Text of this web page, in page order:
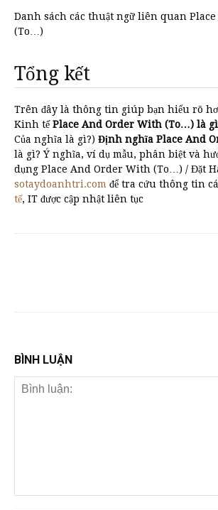
Danh sách các thuật ngữ liên quan
(To…)
Tổng kết
Trên đây là thông tin giúp bạn hiểu rõ
Kinh tếPlace And Order With (To…) là gì
Của nghĩa là gì?) Định nghĩa Place And
là gì? Ý nghĩa, ví dụ mẫu, phân biệt và
dụng Place And Order With (To…) / Đặt
sotaydoanhtri.com để tra cứu thông tin
tế, IT được cập nhật liên tục
BÌNH LUẬN